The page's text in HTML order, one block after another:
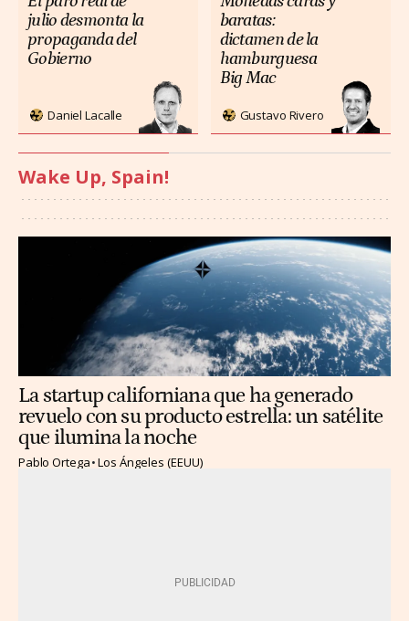
julio desmonta la
propaganda del
Gobierno
Daniel Lacalle
baratas:
dictamen de la
hamburguesa
Big Mac
Gustavo Rivero
Wake Up, Spain!
La startup californiana que ha generado
revuelo con su producto estrella: un satélite
que ilumina la noche
Pablo Ortega Los Ángeles (EEUU)